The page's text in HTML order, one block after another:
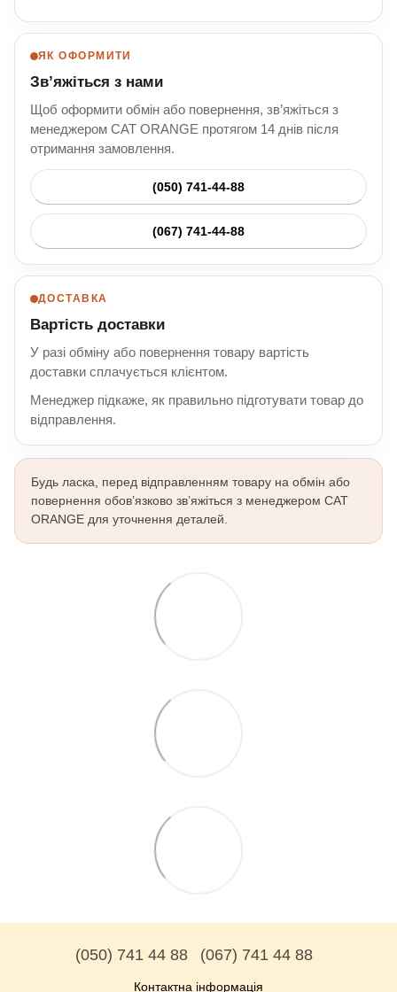
ЯК ОФОРМИТИ
Зв’яжіться з нами
Щоб оформити обмін або повернення, зв’яжіться з
менеджером CAT ORANGE протягом 14 днів після
отримання замовлення.
(050) 741-44-88
(067) 741-44-88
ДОСТАВКА
Вартість доставки
У разі обміну або повернення товару вартість
доставки сплачується клієнтом.
Менеджер підкаже, як правильно підготувати товар до
відправлення.
Будь ласка, перед відправленням товару на обмін або
повернення обов’язково зв’яжіться з менеджером CAT
ORANGE для уточнення деталей.
(050) 741 44 88 (067) 741 44 88
Контактна інформація